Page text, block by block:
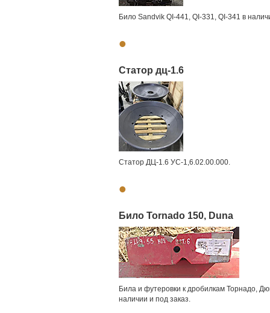
Било Sandvik QI-441, QI-331, QI-341 в
•
Статор дц-1.6
Статор ДЦ-1.6 УС-1,6.02.00.000.
•
Било Tornado 150, Duna
Била и футеровки к дробилкам Торнадо,
наличии и под заказ.